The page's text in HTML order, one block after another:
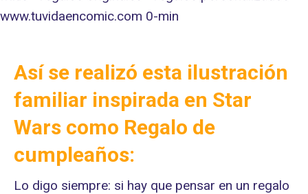
Así se realizó esta ilustración
familiar inspirada en Star
Wars como Regalo de
cumpleaños:
Lo digo siempre: si hay que pensar en un regalo